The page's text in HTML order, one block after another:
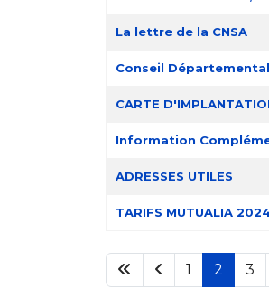
La lettre de la CNSA
Conseil
CARTE
Information
ADRESSES UTILES
TARIFS MUTUALIA
1 2 3